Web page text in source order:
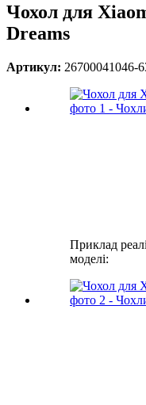
Чохол для
Dreams
Артикул: 26700041046-
Приклад
моделі: